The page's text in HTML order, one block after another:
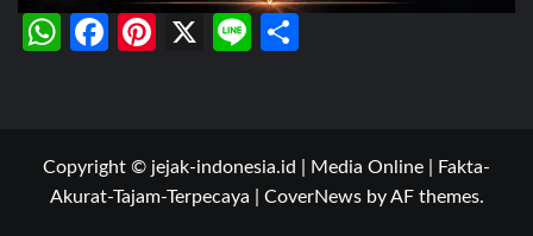
WhatsApp
Facebook
Pinterest
X Line
Copyright © jejak-indonesia.id | Media Online | Fakta-
Akurat-Tajam-Terpecaya
CoverNewsby AF themes.